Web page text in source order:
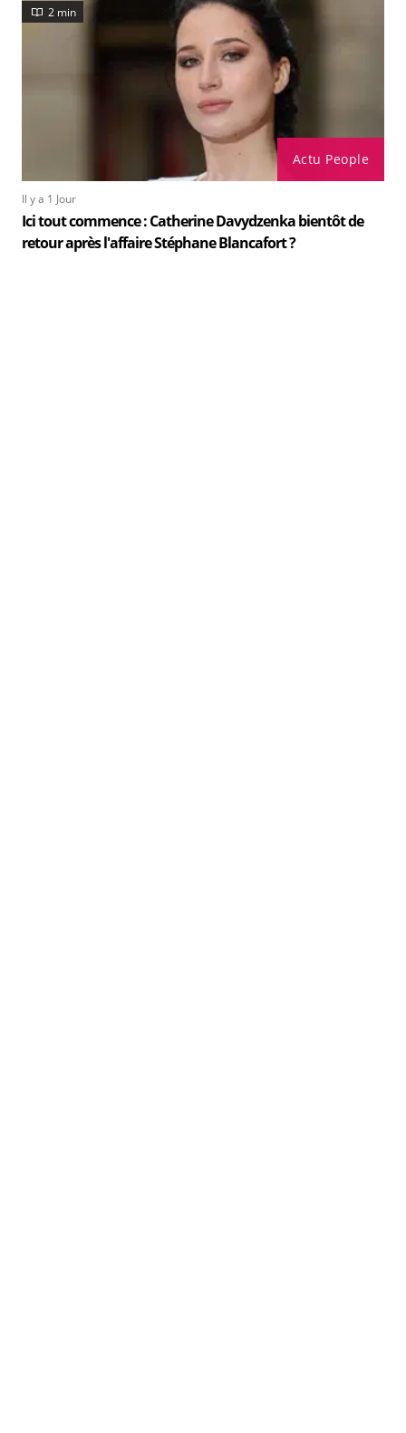
Actu People
2 min
Il y a 1 Jour
Ici tout commence : Catherine Davydzenka bientôt de
retour après l'affaire Stéphane Blancafort ?